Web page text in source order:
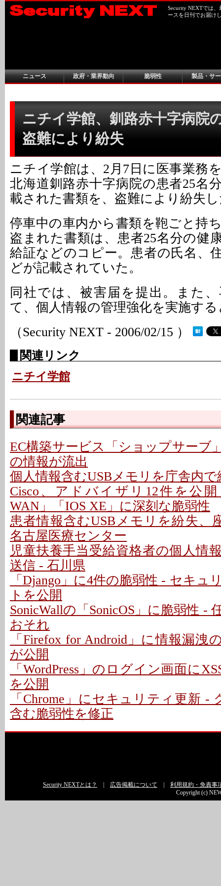
Security NEXTでは
ースを日刊でお届け
ニュース 政府・業界動向 脆弱性 製品・サ
ニチイ学館、釧路赤十字病院
盗難により紛失
ニチイ学館は、2月7日に医事業務
北海道釧路赤十字病院の患者25名
載された書類を、盗難により紛失
停車中の車内から書類を鞄ごと持
盗まれた書類は、患者25名分の健
給証などのコピー。患者の氏名、
どが記載されていた。
同社では、被害届を提出。また
て、個人情報の管理強化を実施す
（Security NEXT - 2006/02/15 ）
関連リンク
ニチイ学館
関連記事
EC構築サービス「ショップサーブ
の情報が流出
個人情報含むUSBメモリを庁舎内で
Cisco、アドバイザリ12件を公開
WAN」「IOS XE」に深刻な脆弱性
患者情報含むUSBメモリを紛失、
名古屋医療センター
児童扶養手当受給資格者の個人情
送信 - 石川県
「Django」に4件の脆弱性 - セキュ
トを公開
SonicWallの「SonicOS」に脆弱性 -
おそれ
「Firefox for Android」に情報漏洩
が公開
「WordPress」のログイン画面に
を公開
「Chrome」にセキュリティ更新 -
含む脆弱性を修正
Security NEXTとは？ 広告掲載について
利用規約・免責事
Copyright (c)